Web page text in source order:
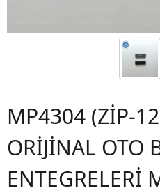
MP4304 (ZİP-
ORİJİNAL OTO
ENTEGRELERİ